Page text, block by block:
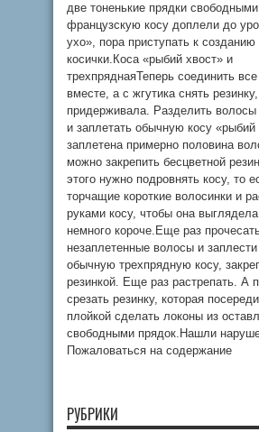
две тоненькие прядки
французскую косу доплели до
ухо», пора приступать к созданию
косички.Коса «рыбий хвост» и
трехпряднаяТеперь соединить
вместе, а с жгутика снять
придерживала. Разделить волосы
и заплетать обычную косу «рыбий
заплетена примерно половина
можно закрепить бесцветной
этого нужно подровнять косу, то
торчащие короткие волосинки и
руками косу, чтобы она
немного короче.Еще раз
незаплетенные волосы и заплести
обычную трехпрядную косу,
резинкой. Еще раз растрепать. А
срезать резинку, которая
плойкой сделать локоны из
свободными прядок.Нашли
Пожаловаться на содержание
РУБРИКИ